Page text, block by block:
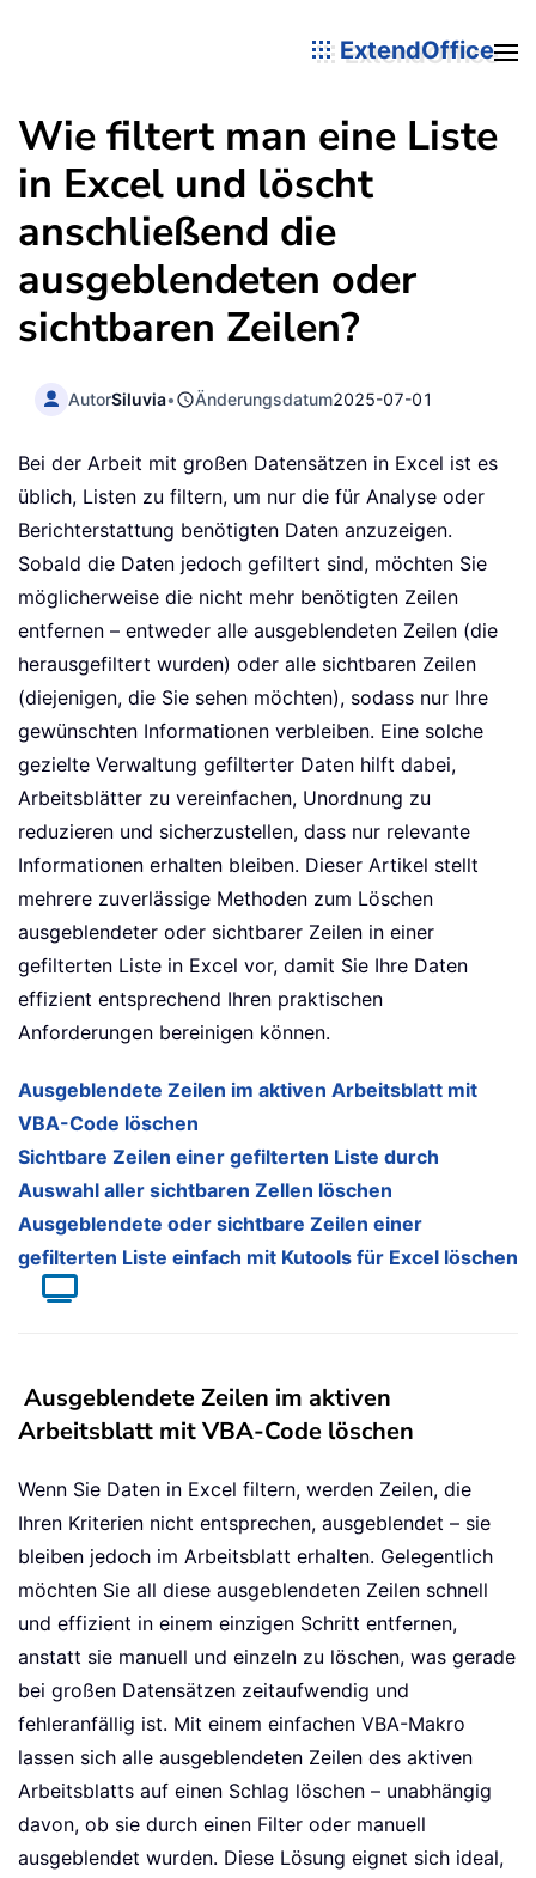
ExtendOffice
Wie filtert man eine Liste
in Excel und löscht
anschließend die
ausgeblendeten oder
sichtbaren Zeilen?
AutorSiluvia• Änderungsdatum2025-07-01
Bei der Arbeit mit großen Datensätzen in Excel ist es
üblich, Listen zu filtern, um nur die für Analyse oder
Berichterstattung benötigten Daten anzuzeigen.
Sobald die Daten jedoch gefiltert sind, möchten Sie
möglicherweise die nicht mehr benötigten Zeilen
entfernen – entweder alle ausgeblendeten Zeilen (die
herausgefiltert wurden) oder alle sichtbaren Zeilen
(diejenigen, die Sie sehen möchten), sodass nur Ihre
gewünschten Informationen verbleiben. Eine solche
gezielte Verwaltung gefilterter Daten hilft dabei,
Arbeitsblätter zu vereinfachen, Unordnung zu
reduzieren und sicherzustellen, dass nur relevante
Informationen erhalten bleiben. Dieser Artikel stellt
mehrere zuverlässige Methoden zum Löschen
ausgeblendeter oder sichtbarer Zeilen in einer
gefilterten Liste in Excel vor, damit Sie Ihre Daten
effizient entsprechend Ihren praktischen
Anforderungen bereinigen können.
Ausgeblendete Zeilen im aktiven Arbeitsblatt mit
VBA-Code löschen
Sichtbare Zeilen einer gefilterten Liste durch
Auswahl aller sichtbaren Zellen löschen
Ausgeblendete oder sichtbare Zeilen einer
gefilterten Liste einfach mit Kutools für Excel löschen
Ausgeblendete Zeilen im aktiven
Arbeitsblatt mit VBA-Code löschen
Wenn Sie Daten in Excel filtern, werden Zeilen, die
Ihren Kriterien nicht entsprechen, ausgeblendet – sie
bleiben jedoch im Arbeitsblatt erhalten. Gelegentlich
möchten Sie all diese ausgeblendeten Zeilen schnell
und effizient in einem einzigen Schritt entfernen,
anstatt sie manuell und einzeln zu löschen, was gerade
bei großen Datensätzen zeitaufwendig und
fehleranfällig ist. Mit einem einfachen VBA-Makro
lassen sich alle ausgeblendeten Zeilen des aktiven
Arbeitsblatts auf einen Schlag löschen – unabhängig
davon, ob sie durch einen Filter oder manuell
ausgeblendet wurden. Diese Lösung eignet sich ideal,